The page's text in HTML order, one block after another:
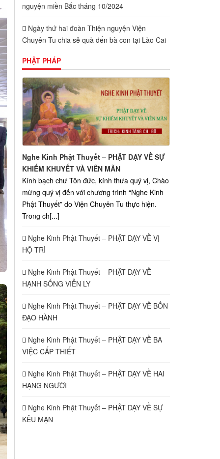
nguyện miền Bắc tháng 10/2024
Ngày thứ hai đoàn Thiện nguyện Viện
Chuyên Tu chia sẻ quà đến bà con tại Lào Cai
PHẬT PHÁP
Nghe Kinh Phật Thuyết – PHẬT DẠY VỀ SỰ
KHIẾM KHUYẾT VÀ VIÊN MÃN
Kính bạch chư Tôn đức, kính thưa quý vị, Chào
mừng quý vị đến với chương trình “Nghe Kinh
Phật Thuyết” do Viện Chuyên Tu thực hiện.
Trong ch[...]
Nghe Kinh Phật Thuyết – PHẬT DẠY VỀ VỊ
HỘ TRÌ
Nghe Kinh Phật Thuyết – PHẬT DẠY VỀ
HẠNH SỐNG VIỄN LY
Nghe Kinh Phật Thuyết – PHẬT DẠY VỀ BỐN
ĐẠO HÀNH
Nghe Kinh Phật Thuyết – PHẬT DẠY VỀ BA
VIỆC CẤP THIẾT
Nghe Kinh Phật Thuyết – PHẬT DẠY VỀ HAI
HẠNG NGƯỜI
Nghe Kinh Phật Thuyết – PHẬT DẠY VỀ SỰ
KÊU MẠN